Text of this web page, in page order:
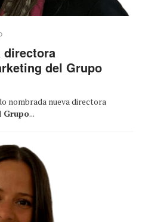
directora
del Grupo
nombrada nueva directora
Grupo...